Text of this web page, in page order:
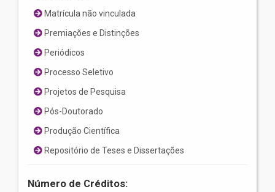
Matrícula não vinculada
Premiações e Distinções
Periódicos
Processo Seletivo
Projetos de Pesquisa
Pós-Doutorado
Produção Científica
Repositório de Teses e Dissertações
Número de Créditos: